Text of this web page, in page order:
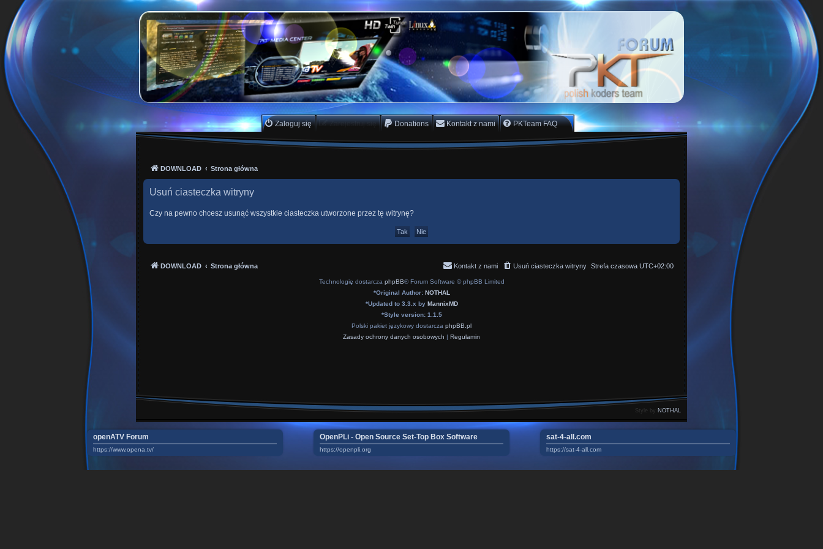
PKTeam - Polish Koders Team
Hyperion, Enigma, E2, PKT, listy kanałów, oscam
Zaloguj się Zarejestruj się Donations Kontakt z nami PKTeam FAQ
DOWNLOAD Strona główna
Usuń ciasteczka witryny
Czy na pewno chcesz usunąć wszystkie ciasteczka utworzone przez tę witrynę?
DOWNLOAD Strona główna Strefa czasowa UTC+02:00
Usuń ciasteczka witryny
Kontakt z nami
Technologię dostarcza phpBB® Forum Software © phpBB Limited
*Original Author: NOTHAL
*Updated to 3.3.x by MannixMD
*Style version: 1.1.5
Polski pakiet językowy dostarcza phpBB.pl
Zasady ochrony danych osobowych | Regulamin
Style by NOTHAL
openATV Forum
https://www.opena.tv/
OpenPLi - Open Source Set-Top Box Software
https://openpli.org
sat-4-all.com
https://sat-4-all.com